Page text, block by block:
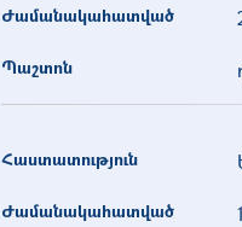
Ժամանակահատված
Պաշտոն
Հաստատություն
Ժամանակահատված